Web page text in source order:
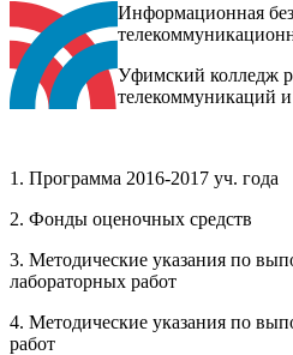
Информационная
Уфимский колледж
телекоммуникаций и
1. Программа 2016-2017 уч. года
2. Фонды оценочных средств
3. Методические указания по
лабораторных работ
4. Методические указания по
работ